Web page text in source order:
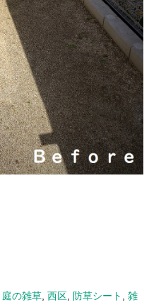
庭の雑草, 西区, 防草シート , 雑